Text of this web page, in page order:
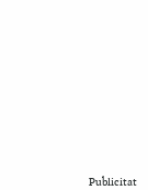
Publicitat